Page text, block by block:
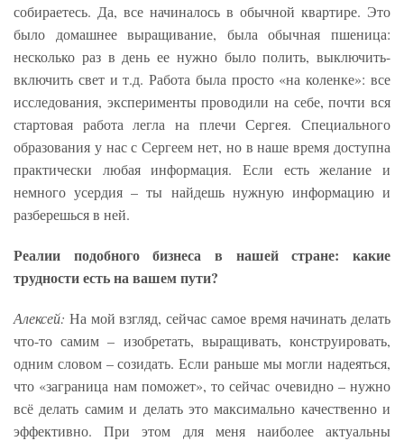
собираетесь. Да, все начиналось в обычной квартире. Это
было домашнее выращивание, была обычная пшеница:
несколько раз в день ее нужно было полить, выключить-
включить свет и т.д. Работа была просто «на коленке»: все
исследования, эксперименты проводили на себе, почти вся
стартовая работа легла на плечи Сергея. Специального
образования у нас с Сергеем нет, но в наше время доступна
практически любая информация. Если есть желание и
немного усердия – ты найдешь нужную информацию и
разберешься в ней.
Реалии подобного бизнеса в нашей стране: какие
трудности есть на вашем пути?
Алексей: На мой взгляд, сейчас самое время начинать делать
что-то самим – изобретать, выращивать, конструировать,
одним словом – созидать. Если раньше мы могли надеяться,
что «заграница нам поможет», то сейчас очевидно – нужно
всё делать самим и делать это максимально качественно и
эффективно. При этом для меня наиболее актуальны